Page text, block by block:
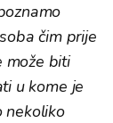
čim prije
može biti
u kome je
nekoliko